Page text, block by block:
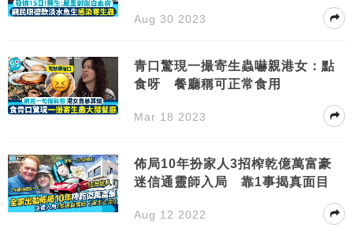
Aug 30 2023
青口驚現一撮寄生蟲嚇親港女：點
食呀 餐廳稱可正常食用
Mar 18 2023
佈局10年扮家人3招榨乾億萬富豪
迷信通靈師入局 靠1事揭真面目
Aug 12 2022